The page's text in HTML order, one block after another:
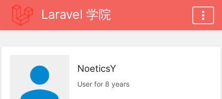
Laravel 学院
NoeticsY
User for 8 years